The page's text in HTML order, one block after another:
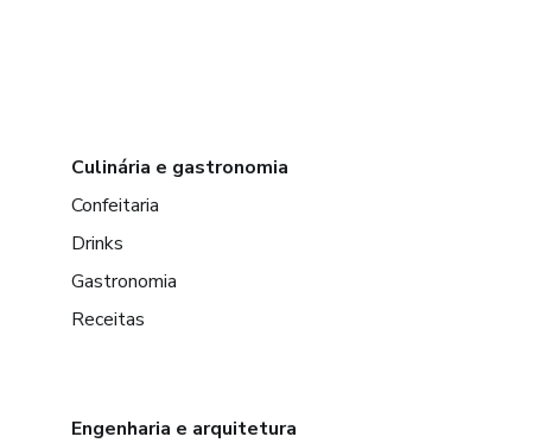
Culinária e gastronomia
Confeitaria
Drinks
Gastronomia
Receitas
Engenharia e arquitetura